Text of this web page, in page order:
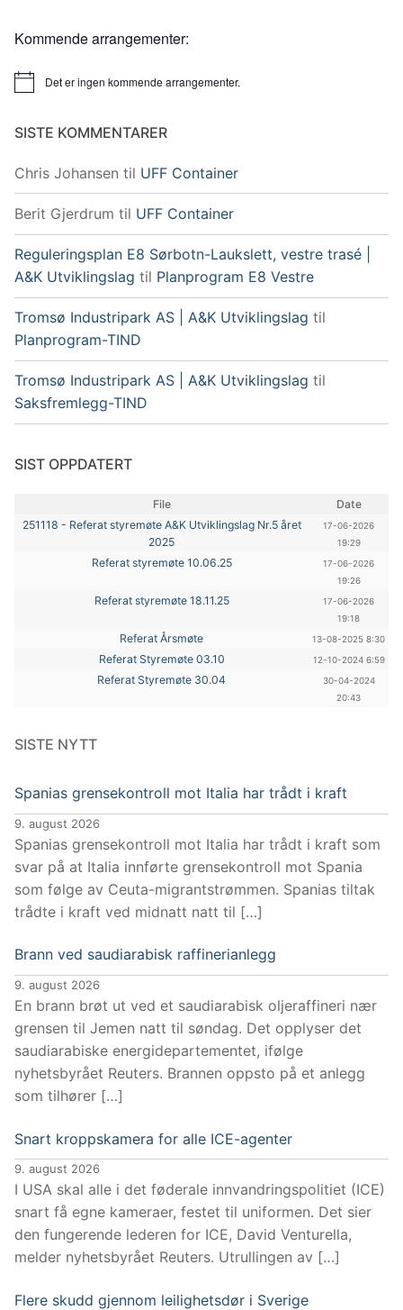
Kommende arrangementer:
MerknadDet er ingen kommende arrangementer.
SISTE KOMMENTARER
Chris Johansen til UFF Container
Berit Gjerdrum til UFF Container
Reguleringsplan E8 Sørbotn-Laukslett, vestre trasé |
A&K Utviklingslag til Planprogram E8 Vestre
Tromsø Industripark AS | A&K Utviklingslag til
Planprogram-TIND
Tromsø Industripark AS | A&K Utviklingslag til
Saksfremlegg-TIND
SIST OPPDATERT
File
Date
251118 - Referat styremøte A&K Utviklingslag Nr.5 året
2025
17-06-2026
19:29
Referat styremøte 10.06.25
17-06-2026
19:26
Referat styremøte 18.11.25
17-06-2026
19:18
Referat Årsmøte 13-08-2025 8:30
Referat Styremøte 03.10 12-10-2024 6:59
Referat Styremøte 30.04
30-04-2024
20:43
SISTE NYTT
Spanias grensekontroll mot Italia har trådt i kraft
9. august 2026
Spanias grensekontroll mot Italia har trådt i kraft som
svar på at Italia innførte grensekontroll mot Spania
som følge av Ceuta-migrantstrømmen. Spanias tiltak
trådte i kraft ved midnatt natt til […]
Brann ved saudiarabisk raffinerianlegg
9. august 2026
En brann brøt ut ved et saudiarabisk oljeraffineri nær
grensen til Jemen natt til søndag. Det opplyser det
saudiarabiske energidepartementet, ifølge
nyhetsbyrået Reuters. Brannen oppsto på et anlegg
som tilhører […]
Snart kroppskamera for alle ICE-agenter
9. august 2026
I USA skal alle i det føderale innvandringspolitiet (ICE)
snart få egne kameraer, festet til uniformen. Det sier
den fungerende lederen for ICE, David Venturella,
melder nyhetsbyrået Reuters. Utrullingen av […]
Flere skudd gjennom leilighetsdør i Sverige